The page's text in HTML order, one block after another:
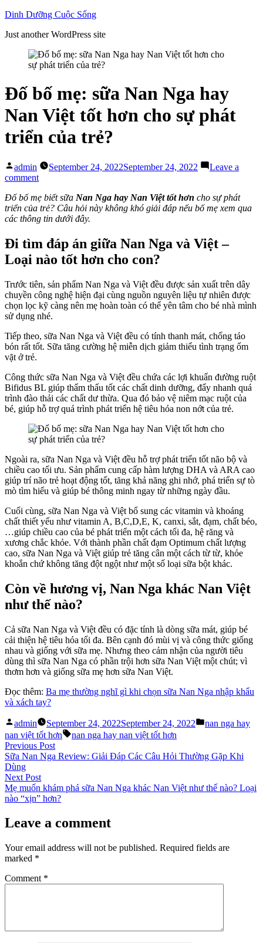
Skip
content
Dinh Dưỡng Cuộc Sống
Just another WordPress site
Đố bố mẹ: sữa Nan Nga hay
Nan Việt tốt hơn cho sự phát
triển của trẻ?
Posted
by
admin September 24, 2022September 24, 2022
Leave a
commenton
bố
mẹ:
sữa
Nga
hay
Nan
tốt
hơn
cho
sự
triển
của
Đố bố mẹ biết sữa Nan Nga hay Nan Việt tốt hơn cho sự phát
triển của trẻ? Câu hỏi này không khó giải đáp nếu bố mẹ xem qua
các thông tin dưới đây.
Đi tìm đáp án giữa Nan Nga và Việt –
Loại nào tốt hơn cho con?
Trước tiên, sản phẩm Nan Nga và Việt đều được sản xuất trên dây
chuyền công nghệ hiện đại cùng nguồn nguyên liệu tự nhiên được
chọn lọc kỹ càng nên mẹ hoàn toàn có thể yên tâm cho bé nhà mình
sử dụng nhé.
Tiếp theo, sữa Nan Nga và Việt đều có tính thanh mát, chống táo
bón rất tốt. Sữa tăng cường hệ miễn dịch giảm thiểu tình trạng ốm
vặt ở trẻ.
Công thức sữa Nan Nga và Việt đều chứa các lợi khuẩn đường ruột
Bifidus BL giúp thẩm thấu tốt các chất dinh dưỡng, đẩy nhanh quá
trình đào thải các chất dư thừa. Qua đó bảo vệ niêm mạc ruột của
bé, giúp hỗ trợ quá trình phát triển hệ tiêu hóa non nớt của trẻ.
Ngoài ra, sữa Nan Nga và Việt đều hỗ trợ phát triển tốt não bộ và
chiều cao tối ưu. Sản phẩm cung cấp hàm lượng DHA và ARA cao
giúp trí não trẻ hoạt động tốt, tăng khả năng ghi nhớ, phá triển sự tò
mò tìm hiểu và giúp bé thông minh ngay từ những ngày đầu.
Cuối cùng, sữa Nan Nga và Việt bổ sung các vitamin và khoáng
chất thiết yếu như vitamin A, B,C,D,E, K, canxi, sắt, đạm, chất béo,
…giúp chiều cao của bé phát triển một cách tối đa, hệ răng và
xương chắc khỏe. Với thành phần chất đạm Optimum chất lượng
cao, sữa Nan Nga và Việt giúp trẻ tăng cân một cách từ từ, khỏe
khoắn chứ không tăng đột ngột như một số loại sữa bột khác.
Còn về hương vị, Nan Nga khác Nan Việt
như thế nào?
Cả sữa Nan Nga và Việt đều có đặc tính là dòng sữa mát, giúp bé
cải thiện hệ tiêu hóa tối đa. Bên cạnh đó mùi vị và công thức giống
nhau và giống với sữa mẹ. Nhưng theo cảm nhận của người tiêu
dùng thì sữa Nan Nga có phần trội hơn sữa Nan Việt một chút; vì
thơm hơn và giống sữa mẹ hơn sữa Nan Việt.
Đọc thêm: Ba mẹ thường nghĩ gì khi chọn sữa Nan Nga nhập khẩu
và xách tay?
Posted
by
admin September 24, 2022September 24, 2022
Posted
nan nga hay
nan việt tốt hơn
Tags:
nan nga hay nan việt tốt hơn
Post
navigation
Previous PostPrevious
post:
Sữa Nan Nga Review: Giải Đáp Các Câu Hỏi Thường Gặp Khi
Dùng
Next PostNext
post:
Mẹ muốn khám phá sữa Nan Nga khác Nan Việt như thế nào? Loại
nào “xịn” hơn?
Leave a comment
Your email address will not be published. Required fields are
marked *
Comment *